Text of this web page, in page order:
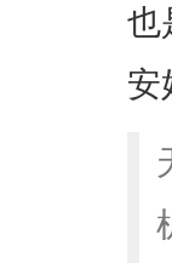
也
安